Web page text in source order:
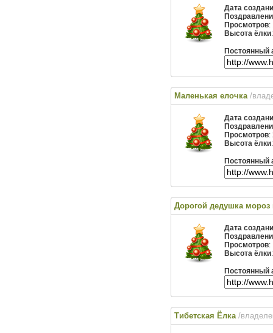
Дата
Просмотров:
Высота ёлки
Постоянный
Маленькая елочка /
Дата
Просмотров:
Высота ёлки
Постоянный
Дорогой дедушка
Дата
Просмотров:
Высота ёлки
Постоянный
Тибетская Ёлка /